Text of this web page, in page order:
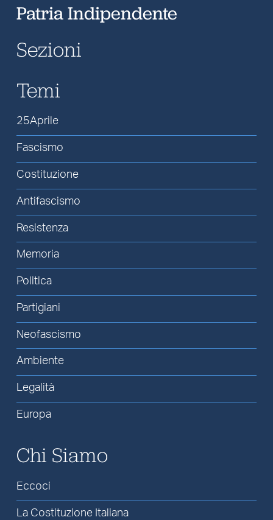
Patria Indipendente
Sezioni
Temi
25Aprile
Fascismo
Costituzione
Antifascismo
Resistenza
Memoria
Politica
Partigiani
Neofascismo
Ambiente
Legalità
Europa
Chi Siamo
Eccoci
La Costituzione Italiana